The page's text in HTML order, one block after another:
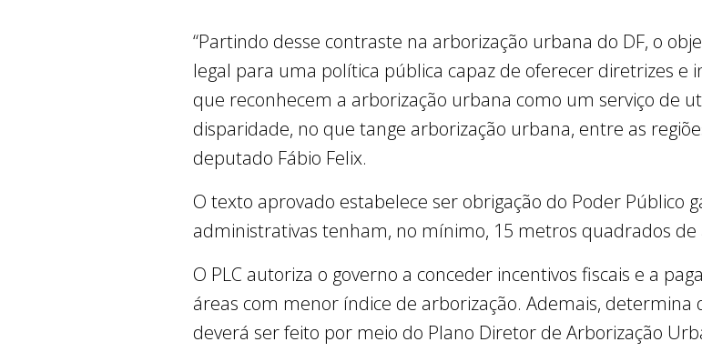
“Partindo desse contraste na arborização urbana do DF, o
legal para uma política pública capaz de oferecer diretrizes e
que reconhecem a arborização urbana como um serviço de
disparidade, no que tange arborização urbana, entre as
deputado Fábio Felix.
O texto aprovado estabelece ser obrigação do Poder Público
administrativas tenham, no mínimo, 15 metros quadrados
O PLC autoriza o governo a conceder incentivos fiscais e a
áreas com menor índice de arborização. Ademais,
deverá ser feito por meio do Plano Diretor de Arborização